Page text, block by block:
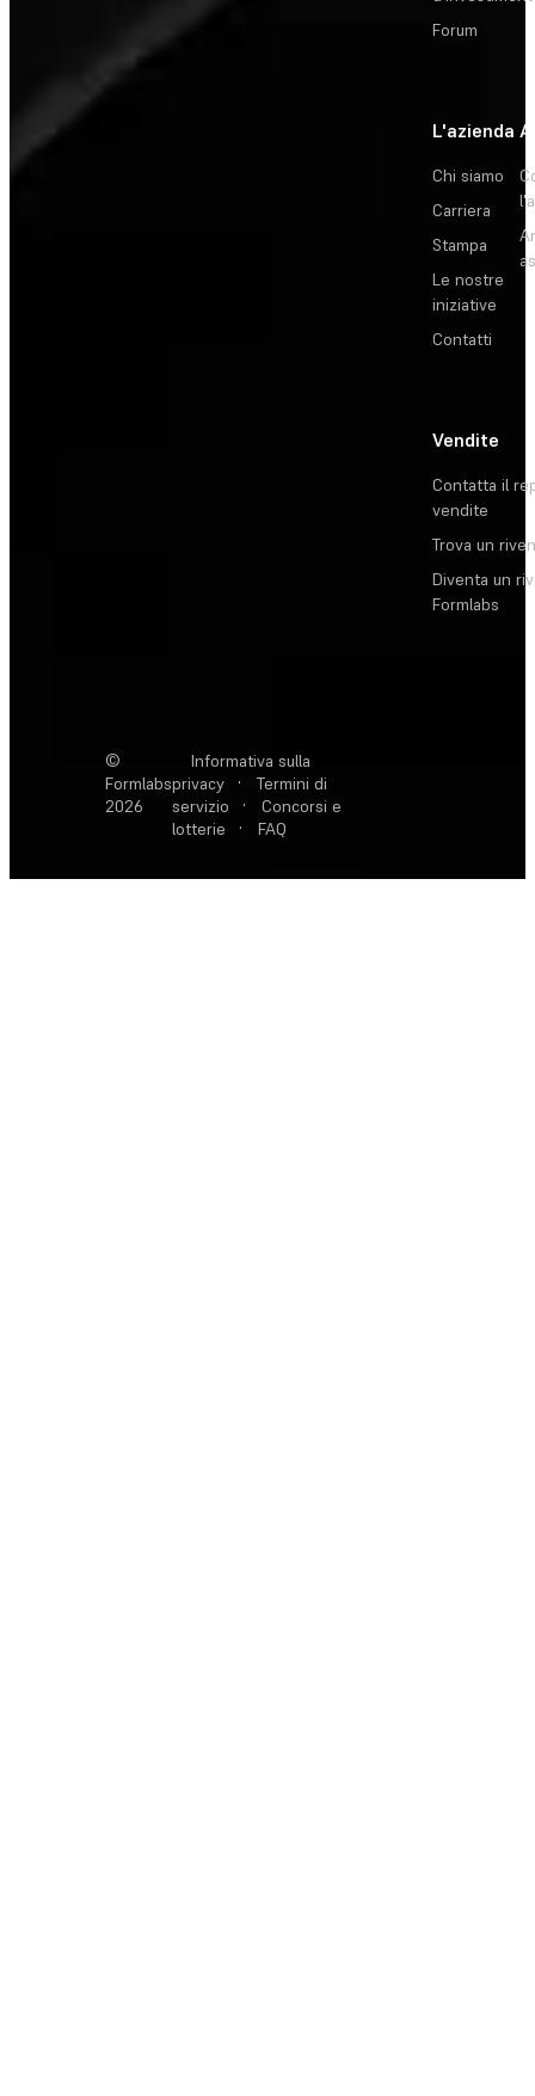
Forum
L'azienda
Chi siamo
Carriera
Stampa
Le nostre
iniziative
Contatti
Vendite
Contatta il
vendite
Trova un
Diventa un
Formlabs
©
Formlabs
2026
Informativa sulla
privacy
·
Termini di
servizio
·
Concorsi e
lotterie
· FAQ